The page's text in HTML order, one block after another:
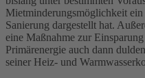
Mietminderungsmöglichkeit
Sanierung dargestellt hat.
eine Maßnahme zur
Primärenergie auch dann
seiner Heiz- und